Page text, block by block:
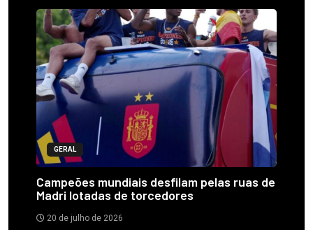
GERAL
Campeões mundiais desfilam pelas ruas de
Madri lotadas de torcedores
20 de julho de 2026